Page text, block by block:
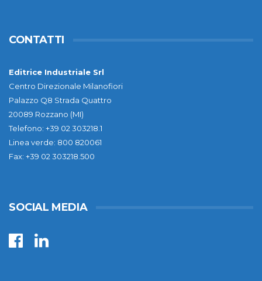
CONTATTI
Editrice Industriale Srl
Centro Direzionale Milanofiori
Palazzo Q8 Strada Quattro
20089 Rozzano (MI)
Telefono: +39 02 303218.1
Linea verde: 800 820061
Fax: +39 02 303218.500
SOCIAL MEDIA